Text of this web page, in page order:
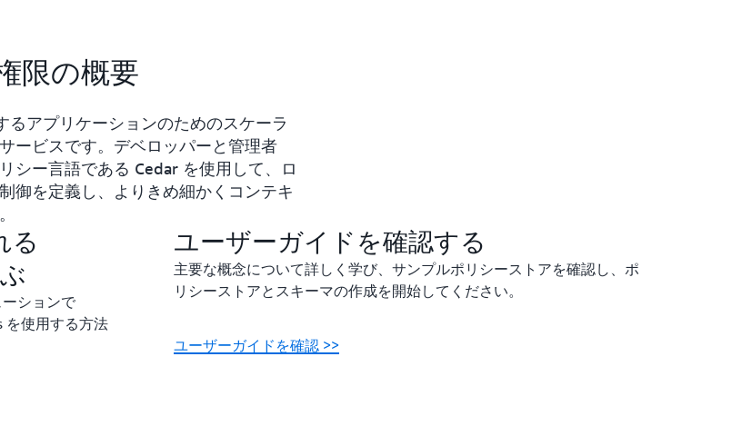
限の概要
アプリケーションのためのスケーラ
ービスです。デベロッパーと管理者
シー言語である Cedar を使用して、ロ
御を定義し、よりきめ細かくコンテキ
る
ションで
を使用する方法
ユーザーガイドを確認する
主要な概念について詳しく学び、サンプルポリシーストアを確認し、ポ
リシーストアとスキーマの作成を開始してください。
ユーザーガイドを確認 >>